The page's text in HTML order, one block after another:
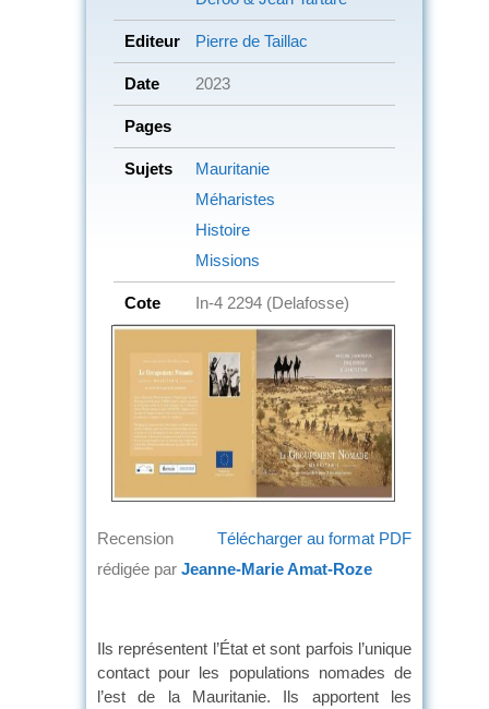
Editeur Pierre de Taillac
Date 2023
Pages
Sujets
Mauritanie
Méharistes
Histoire
Missions
Cote In-4 2294 (Delafosse)
Télécharger au format PDF
Recension
rédigée par Jeanne-Marie Amat-Roze
Ils représentent l’État et sont parfois l’unique
contact pour les populations nomades de
l’est de la Mauritanie. Ils apportent les